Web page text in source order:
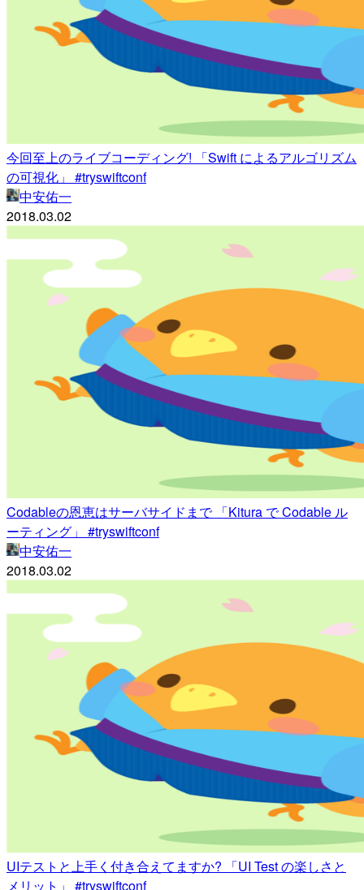
今回至上のライブコーディング! 「Swift によるアルゴリズム
の可視化」 #tryswiftconf
中安佑一
2018.03.02
Codableの恩恵はサーバサイドまで 「Kitura で Codable ル
ーティング」 #tryswiftconf
中安佑一
2018.03.02
UIテストと上手く付き合えてますか? 「UI Test の楽しさと
メリット」 #tryswiftconf